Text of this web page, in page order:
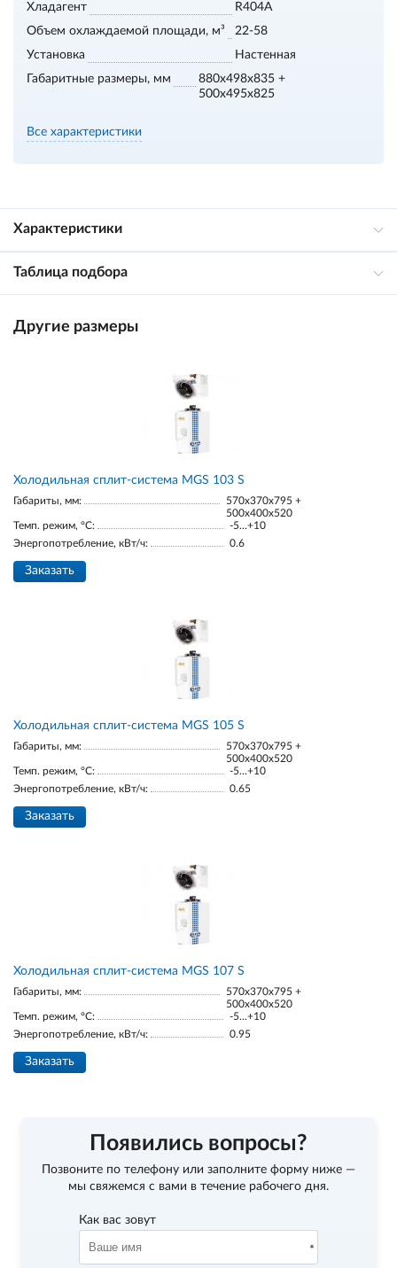
Хладагент
R404A
Объем охлаждаемой площади, м³
22-58
Установка
Настенная
Габаритные размеры, мм
880x498x835 +
500x495x825
Все характеристики
Характеристики
Таблица подбора
Другие размеры
Холодильная сплит-система MGS 103 S
Габариты, мм:
570x370x795 +
500x400x520
Темп. режим, °С:
-5...+10
Энергопотребление, кВт/ч:
0.6
Заказать
Холодильная сплит-система MGS 105 S
Габариты, мм:
570x370x795 +
500x400x520
Темп. режим, °С:
-5...+10
Энергопотребление, кВт/ч:
0.65
Заказать
Холодильная сплит-система MGS 107 S
Габариты, мм:
570x370x795 +
500x400x520
Темп. режим, °С:
-5...+10
Энергопотребление, кВт/ч:
0.95
Заказать
Появились вопросы?
Позвоните по телефону или заполните форму ниже —
мы свяжемся с вами в течение рабочего дня.
Как вас зовут